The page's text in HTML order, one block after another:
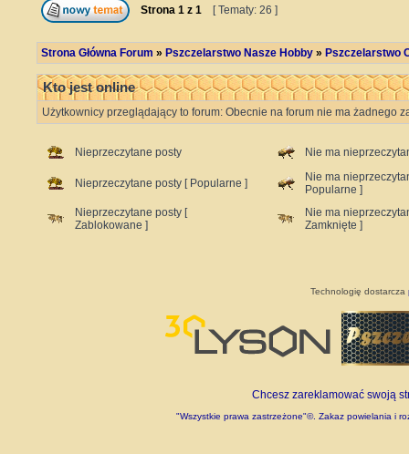
Strona 1 z 1 [ Tematy: 26 ]
Strona Główna Forum » Pszczelarstwo Nasze Hobby » Pszczelarstwo
Kto jest online
Użytkownicy przeglądający to forum: Obecnie na forum nie ma żadnego
Nieprzeczytane posty Nie ma
Nieprzeczytane posty [ Popularne ]
Nie ma
Popularne ]
Nieprzeczytane posty [
Zablokowane ]
Nie ma
Zamknięte ]
Technologię dostarcza
Chcesz zareklamować swoją
"Wszystkie prawa zastrzeżone"©. Zakaz powielania i